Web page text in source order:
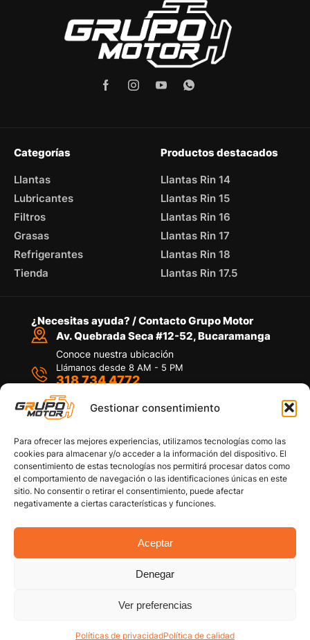
Gestionar consentimiento
Para ofrecer las mejores experiencias, utilizamos tecnologías como las
cookies para almacenar y/o acceder a la información del dispositivo. El
consentimiento de estas tecnologías nos permitirá procesar datos como
el comportamiento de navegación o las identificaciones únicas en este
sitio. No consentir o retirar el consentimiento, puede afectar
negativamente a ciertas características y funciones.
Aceptar
Denegar
Ver preferencias
Políticas de privacidadPolítica de calidad
Categorías
Llantas
Lubricantes
Filtros
Grasas
Refrigerantes
Tienda
Productos destacados
Llantas Rin 14
Llantas Rin 15
Llantas Rin 16
Llantas Rin 17
Llantas Rin 18
Llantas Rin 17.5
¿Necesitas ayuda? / Contacto Grupo Motor
Av. Quebrada Seca #12-52, Bucaramanga
Conoce nuestra ubicación
Llámanos desde 8 AM - 5 PM
318 734 4772
Por medio de WhatsApp
Copyright © 2026 Grupo Motor S.A.S. Todos los
Políticas de privacidad
Política de devoluciones y/o reembolsos
Términos y Condiciones